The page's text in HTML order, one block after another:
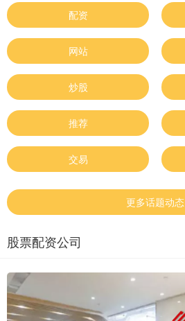
配资
网站
炒股
推荐
交易
更多话题动态
股票配资公司